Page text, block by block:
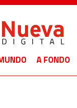
A FONDO